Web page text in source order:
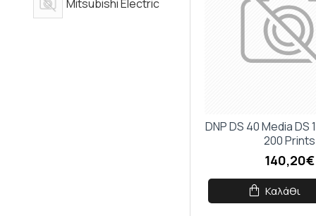
Mitsubishi Electric
DNP DS 40 Media DS
200 Prints
140,20€
Καλάθι